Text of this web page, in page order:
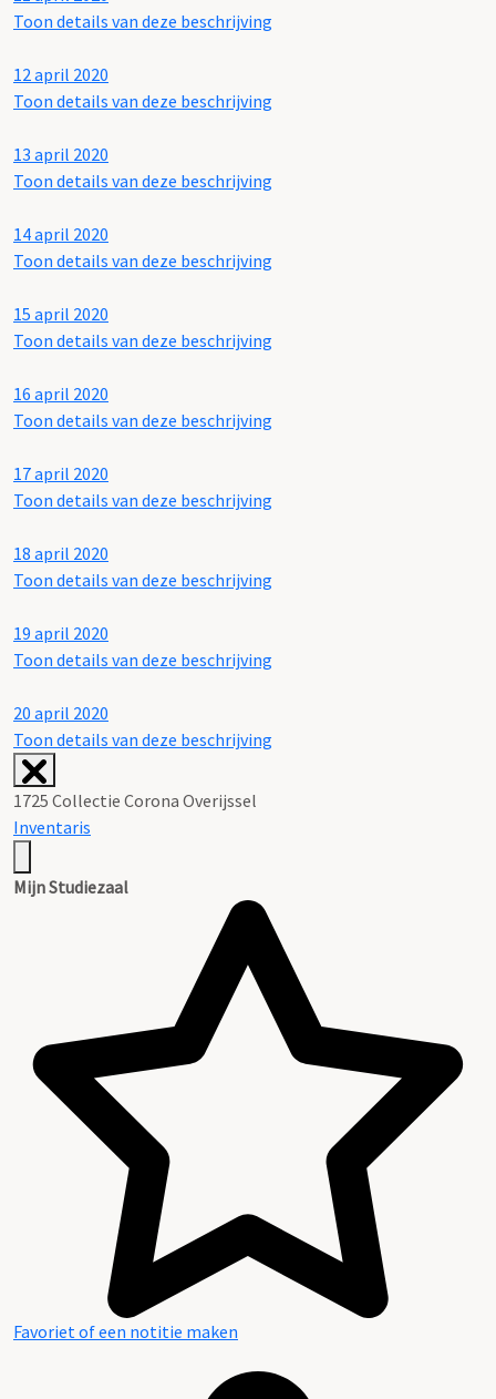
Toon details van deze beschrijving
12 april 2020
Toon details van deze beschrijving
13 april 2020
Toon details van deze beschrijving
14 april 2020
Toon details van deze beschrijving
15 april 2020
Toon details van deze beschrijving
16 april 2020
Toon details van deze beschrijving
17 april 2020
Toon details van deze beschrijving
18 april 2020
Toon details van deze beschrijving
19 april 2020
Toon details van deze beschrijving
20 april 2020
Toon details van deze beschrijving
1725 Collectie Corona Overijssel
Inventaris
Mijn Studiezaal
Favoriet of een notitie maken